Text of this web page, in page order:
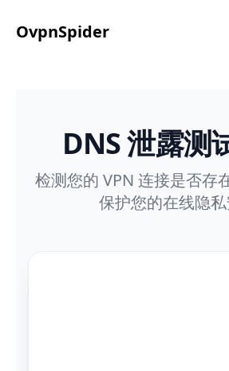
OvpnSpider
DNS 泄露测
检测您的 VPN 连接是否存
保护您的在线隐